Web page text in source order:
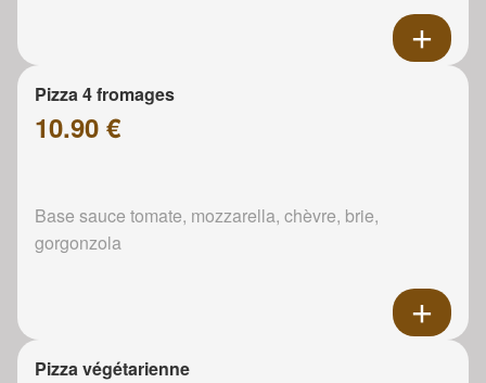
Pizza 4 fromages
10.90 €
Base sauce tomate, mozzarella, chèvre, brie,
gorgonzola
Pizza végétarienne